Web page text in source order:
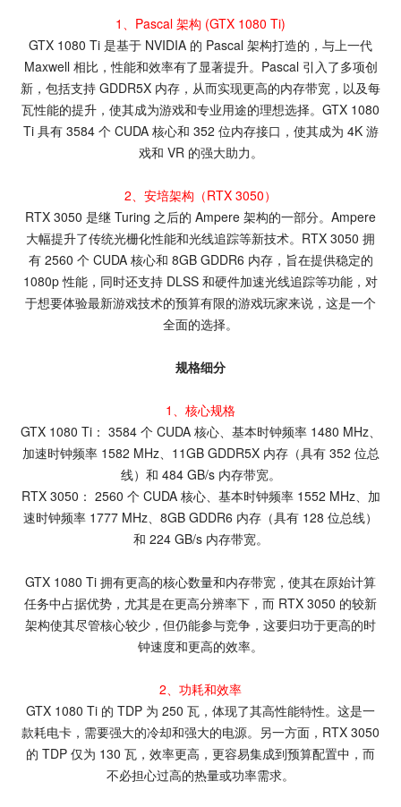
1、Pascal 架构 (GTX 1080 Ti)
GTX 1080 Ti 是基于 NVIDIA 的 Pascal 架构打造的，与上一代
Maxwell 相比，性能和效率有了显著提升。Pascal 引入了多项创
新，包括支持 GDDR5X 内存，从而实现更高的内存带宽，以及每
瓦性能的提升，使其成为游戏和专业用途的理想选择。GTX 1080
Ti 具有 3584 个 CUDA 核心和 352 位内存接口，使其成为 4K 游
戏和 VR 的强大助力。
2、安培架构（RTX 3050）
RTX 3050 是继 Turing 之后的 Ampere 架构的一部分。Ampere
大幅提升了传统光栅化性能和光线追踪等新技术。RTX 3050 拥
有 2560 个 CUDA 核心和 8GB GDDR6 内存，旨在提供稳定的
1080p 性能，同时还支持 DLSS 和硬件加速光线追踪等功能，对
于想要体验最新游戏技术的预算有限的游戏玩家来说，这是一个
全面的选择。
规格细分
1、核心规格
GTX 1080 Ti： 3584 个 CUDA 核心、基本时钟频率 1480 MHz、
加速时钟频率 1582 MHz、11GB GDDR5X 内存（具有 352 位总
线）和 484 GB/s 内存带宽。
RTX 3050： 2560 个 CUDA 核心、基本时钟频率 1552 MHz、加
速时钟频率 1777 MHz、8GB GDDR6 内存（具有 128 位总线）
和 224 GB/s 内存带宽。
GTX 1080 Ti 拥有更高的核心数量和内存带宽，使其在原始计算
任务中占据优势，尤其是在更高分辨率下，而 RTX 3050 的较新
架构使其尽管核心较少，但仍能参与竞争，这要归功于更高的时
钟速度和更高的效率。
2、功耗和效率
GTX 1080 Ti 的 TDP 为 250 瓦，体现了其高性能特性。这是一
款耗电卡，需要强大的冷却和强大的电源。另一方面，RTX 3050
的 TDP 仅为 130 瓦，效率更高，更容易集成到预算配置中，而
不必担心过高的热量或功率需求。